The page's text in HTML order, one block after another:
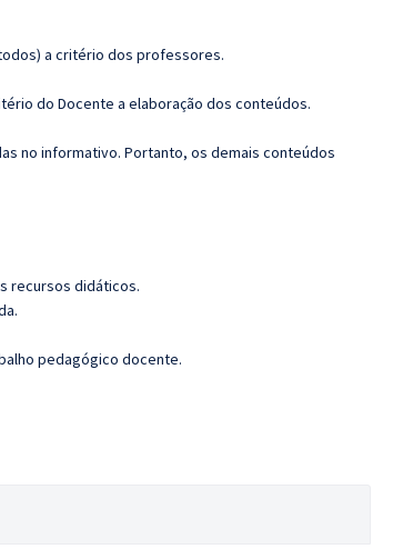
a critério dos professores.
do Docente a elaboração dos conteúdos.
no informativo. Portanto, os demais conteúdos
recursos didáticos.
pedagógico docente.